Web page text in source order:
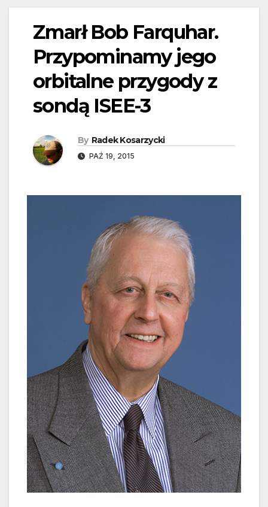
Zmarł Bob Farquhar.
Przypominamy jego
orbitalne przygody z
sondą ISEE-3
By Radek Kosarzycki
PAŹ 19, 2015